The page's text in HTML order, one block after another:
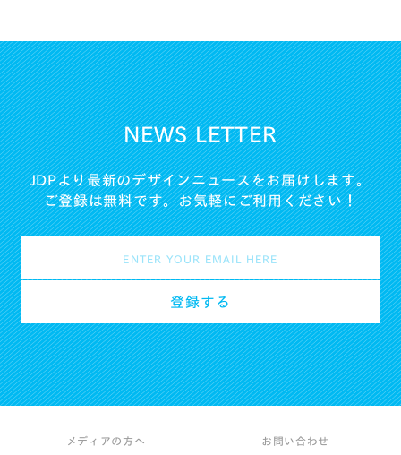
NEWS LETTER
JDPより最新のデザインニュースをお届けします。
ご登録は無料です。お気軽にご利用ください！
メディアの方へ お問い合わせ